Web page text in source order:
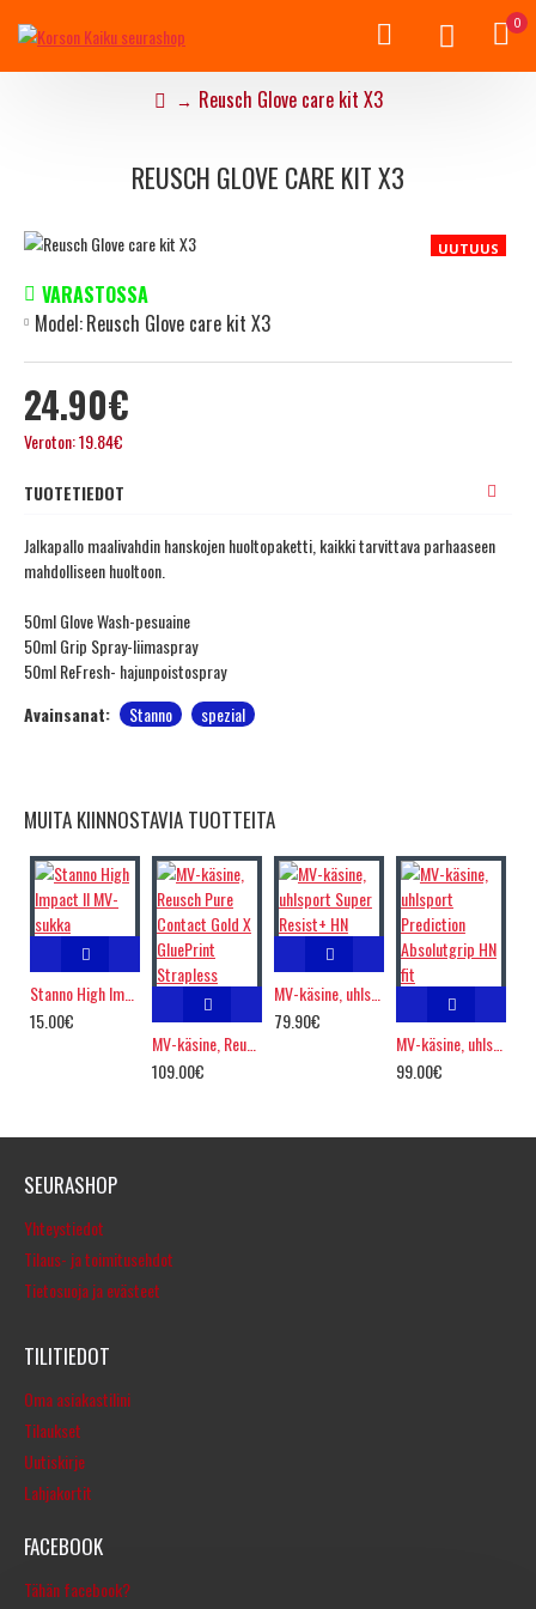
0
Reusch Glove care kit X3
REUSCH GLOVE CARE KIT X3
UUTUUS
24.90€
Veroton: 19.84€
VARASTOSSA
Model:Reusch Glove care kit X3
TUOTETIEDOT
Jalkapallo maalivahdin hanskojen huoltopaketti, kaikki tarvittava parhaaseen
mahdolliseen huoltoon.
50ml Glove Wash-pesuaine
50ml Grip Spray-liimaspray
50ml ReFresh- hajunpoistospray
Avainsanat:
Stanno spezial
MUITA KIINNOSTAVIA TUOTTEITA
15.00€
MV-käsine, Reusch Pure Contact Gold X GluePrint Strapless
109.00€
MV-käsine, uhlsport Super Resist+ HN
79.90€
MV-käsine, uhlsport Prediction Absolutgrip HN fit
99.00€
SEURASHOP
Yhteystiedot
Tilaus- ja toimitusehdot
Tietosuoja ja evästeet
TILITIEDOT
Oma asiakastilini
Tilaukset
Uutiskirje
Lahjakortit
FACEBOOK
Tähän facebook?